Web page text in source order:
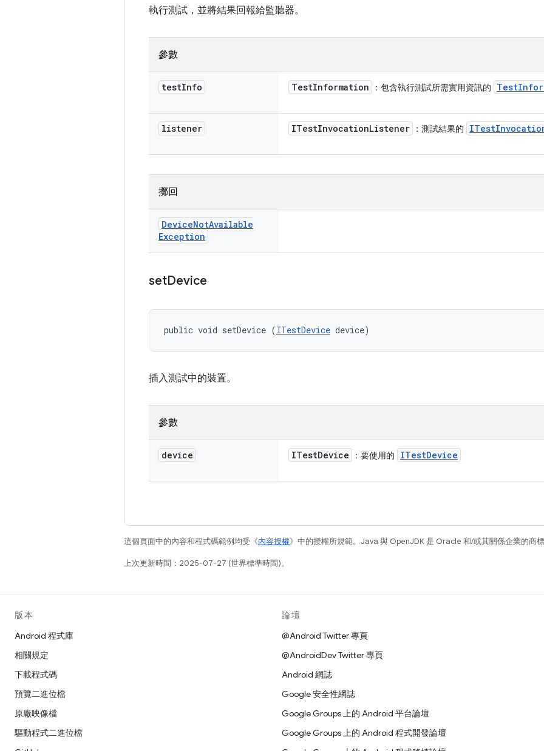
執行測試，並將結果回報給監聽器。
參數
testInfo TestInformation ：包含執行測試所需實用資訊的 Test
listener ITestInvocationListener ：測試結果的 ITest
擲回
DeviceNotAvailable
Exception
setDevice
public void setDevice (ITestDevice device)
插入測試中的裝置。
參數
device ITestDevice ：要使用的 ITestDevice
這個頁面中的內容和程式碼範例均受《內容授權》中的授權所規範。Java 與 OpenJDK 是 Oracle 和/或其關係企業的商標
上次更新時間：2025-07-27 (世界標準時間)。
版本
Android 程式庫
相關規定
下載程式碼
預覽二進位檔
原廠映像檔
驅動程式二進位檔
論壇
@Android Twitter 專頁
@AndroidDev Twitter 專頁
Android 網誌
Google 安全性網誌
Google Groups 上的 Android 平台論壇
Google Groups 上的 Android 程式開發論壇